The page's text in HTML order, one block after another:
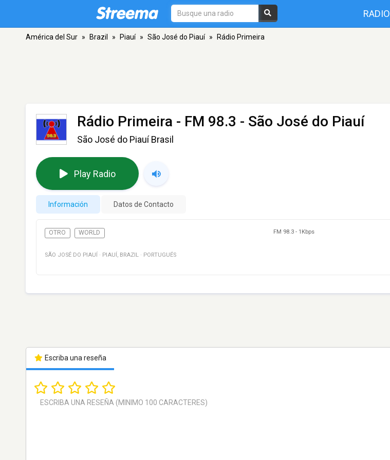
RADIO
América del Sur » Brazil » Piauí » São José do Piauí » Rádio Primeira
Rádio Primeira - FM 98.3 - São José do Piauí
São José do Piauí Brasil
Play Radio
Información Datos de Contacto
OTRO WORLD FM 98.3 - 1Kbps
SÃO JOSÉ DO PIAUÍ · PIAUÍ , BRAZIL · PORTUGUÉS
Escriba una reseña